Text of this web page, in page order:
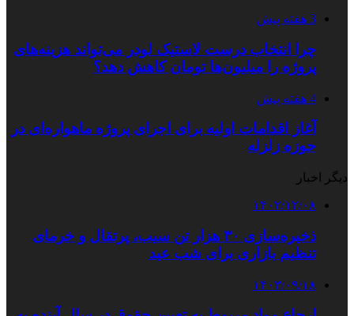
3 هفته پیش
چرا انتخاب درست لاستیک لودر می‌تواند هزینه‌های
پروژه را میلیون‌ها تومان کاهش دهد؟
4 هفته پیش
آغاز اقدامات اولیه برای اجرای پروژه ماهواره‌ای در
حوزه زلزله
دیگر اخبار
۱۴۰۲/۱۲/۰۸
ذخیره‌سازی ۳۰ هزار تن سیب، پرتقال و خرمای
تنظیم بازاری برای شب عید
۱۴۰۳/۰۹/۱۸